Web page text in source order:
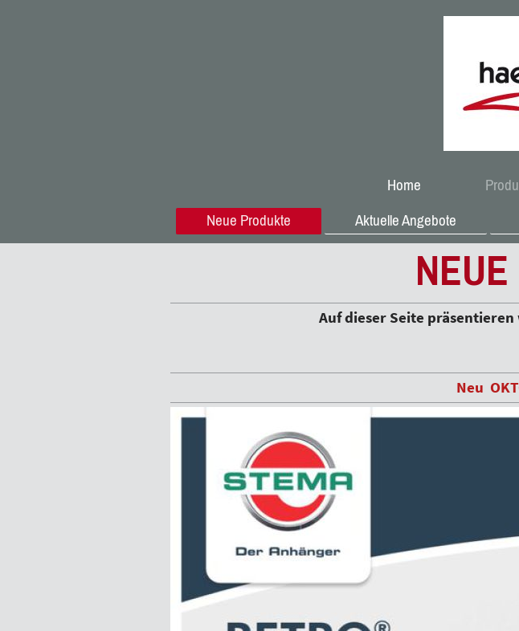
Home
Neue Produkte Aktuelle Angebote
Auf dieser Seite
Neu